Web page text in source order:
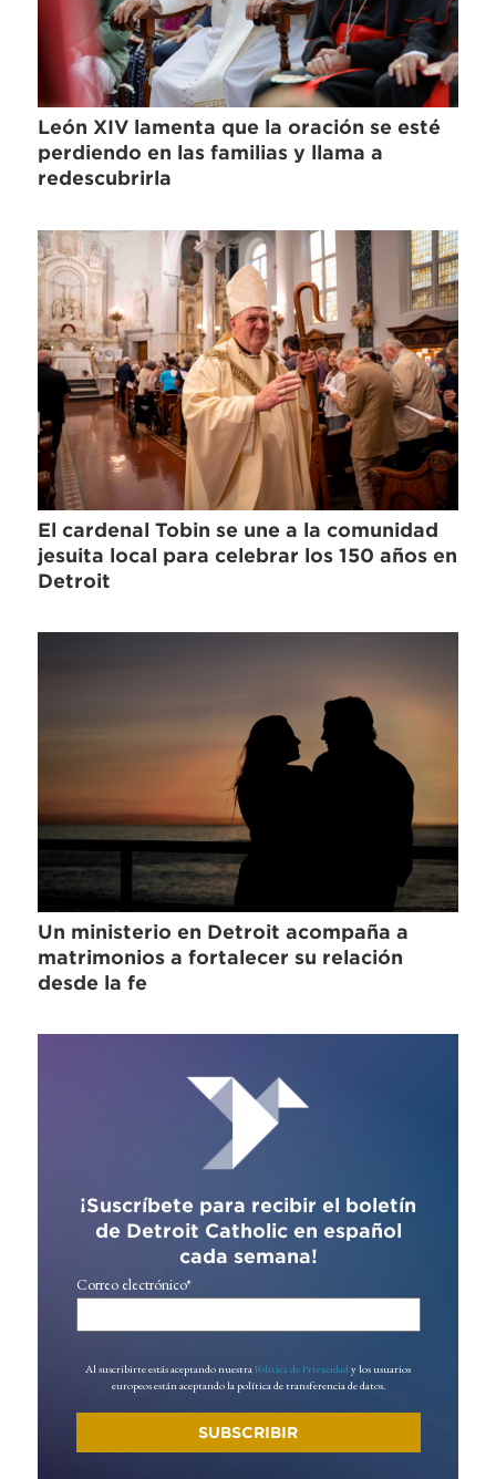
León XIV lamenta que la oración se esté
perdiendo en las familias y llama a
redescubrirla
El cardenal Tobin se une a la comunidad
jesuita local para celebrar los 150 años en
Detroit
Un ministerio en Detroit acompaña a
matrimonios a fortalecer su relación
desde la fe
¡Suscríbete para recibir el boletín
de Detroit Catholic en español
cada semana!
Correo electrónico*
Al suscribirte estás aceptando nuestra Política de Privacidad y los usuarios
europeos están aceptando la política de transferencia de datos.